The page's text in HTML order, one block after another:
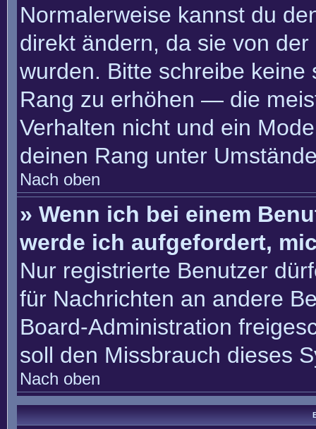
Normalerweise kannst du
direkt ändern, da sie von
wurden. Bitte schreibe
Rang zu erhöhen — die
Verhalten nicht und ein
deinen Rang unter
Nach oben
» Wenn ich bei einem
werde ich aufgefordert,
Nur registrierte Benutzer
für Nachrichten an andere
Board-Administration
soll den Missbrauch dieses
Nach oben